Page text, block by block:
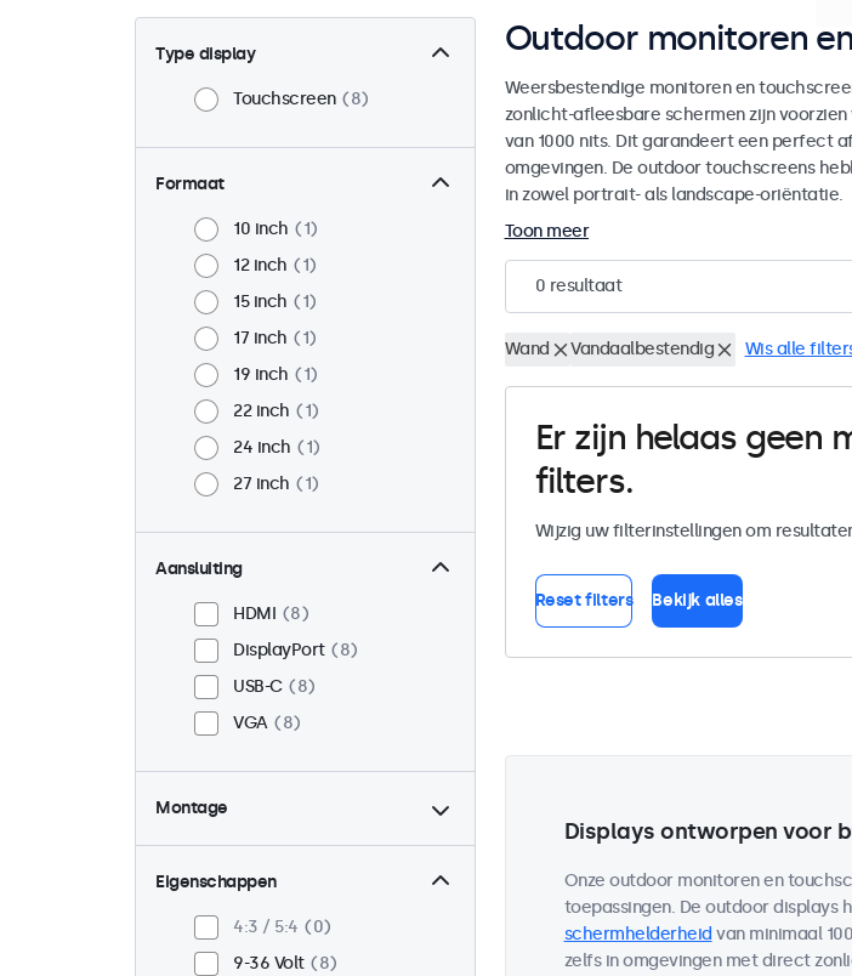
Type display
Touchscreen 8
Formaat
10 inch
1
12 inch
1
15 inch
1
17 inch
1
19 inch
1
22 inch
1
24 inch
1
27 inch
1
Aansluiting
HDMI
8
DisplayPort
8
USB-C
8
VGA
8
Montage
Panel mount
8
Inbouw
VESA 75 x 75
VESA 100 x 100
Eigenschappen
4:3 / 5:4
0
9-36 Volt
8
Outdoor monitoren
Weersbestendige monitoren en
zonlicht-afleesbare schermen zijn
van 1000 nits. Dit garandeert een perfect
omgevingen. De outdoor touchscreens
in zowel portrait- als landscape-oriëntatie.
Toon meer
0 resultaat
Wand Vandaalbestendig Wis alle
Er zijn helaas geen
filters.
Wijzig uw filterinstellingen om
Reset filters Bekijk alles
Displays ontworpen voor
Onze outdoor monitoren en
toepassingen. De outdoor displays
schermhelderheid van minimaal
zelfs in omgevingen met direct